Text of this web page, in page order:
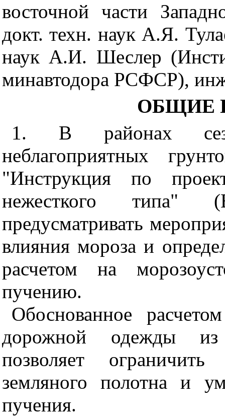
восточной части
докт. техн. наук А.Я.
наук А.И. Шеслер
минавтодора РСФСР),
ОБЩИЕ
1. В районах
неблагоприятных
"Инструкция по
нежесткого типа"
предусматривать
влияния мороза и
расчетом на
пучению.
Обоснованное
дорожной одежды из
позволяет
земляного полотна и
пучения.